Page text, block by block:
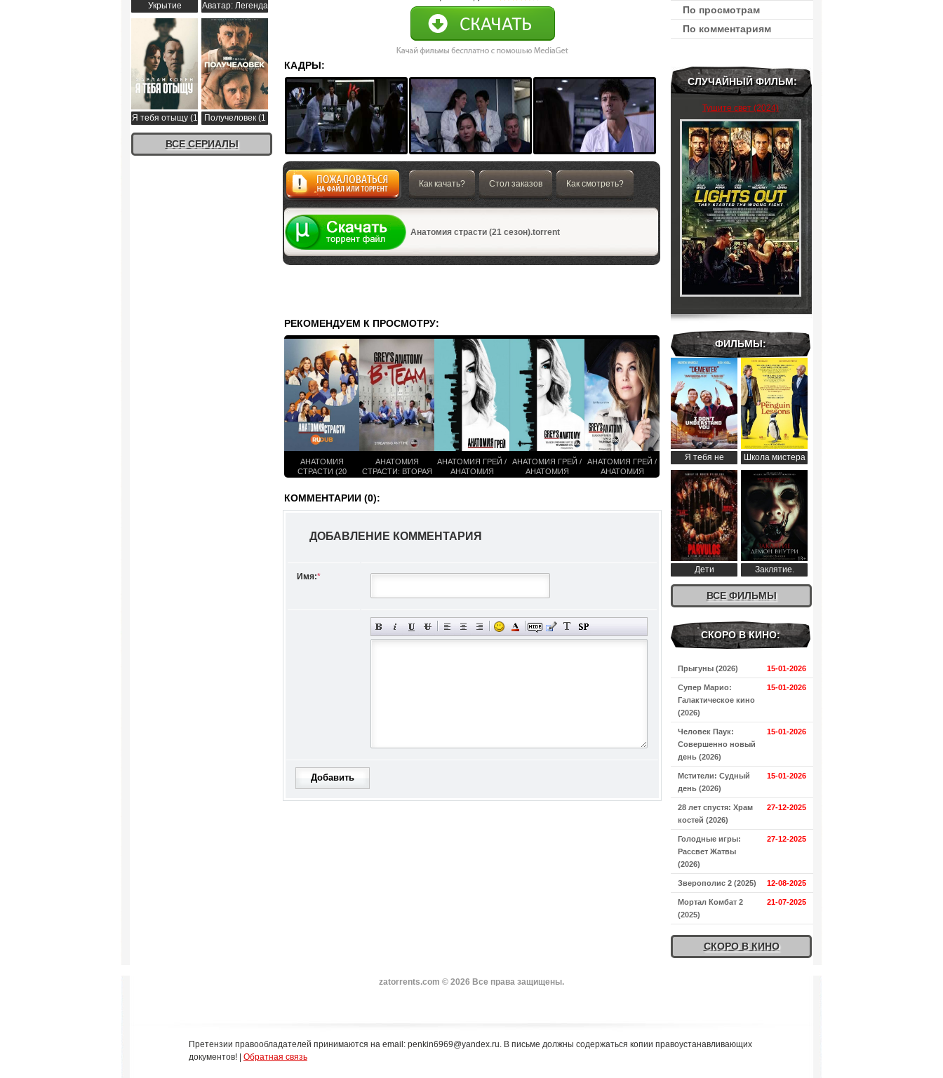
Укрытие
(Бункер) (3
сезон)
Аватар: Легенда
об Аанге (2
сезон)
Я тебя отыщу (1
сезон)
Получеловек (1
сезон)
ВСЕ СЕРИАЛЫ
КАДРЫ:
Жалоба
Как качать? Стол заказов Как смотреть?
Анатомия страсти (21 сезон).torrent
РЕКОМЕНДУЕМ К ПРОСМОТРУ:
АНАТОМИЯ
СТРАСТИ (20
АНАТОМИЯ
СТРАСТИ: ВТОРАЯ
АНАТОМИЯ ГРЕЙ /
АНАТОМИЯ
АНАТОМИЯ ГРЕЙ /
АНАТОМИЯ
АНАТОМИЯ ГРЕЙ /
АНАТОМИЯ
КОММЕНТАРИИ (0):
ДОБАВЛЕНИЕ КОММЕНТАРИЯ
Имя:*
Добавить
По просмотрам
По комментариям
СЛУЧАЙНЫЙ ФИЛЬМ:
Тушите свет (2024)
ФИЛЬМЫ:
Я тебя не
понимаю (2024)
Школа мистера
Пингвина (2024)
Дети
апокалипсиса
(2024)
Заклятие.
Демон внутри
(2024)
ВСЕ ФИЛЬМЫ
СКОРО В КИНО:
Прыгуны (2026) 15-01-2026
Супер Марио:
Галактическое кино
(2026)
15-01-2026
Человек Паук:
Совершенно новый
день (2026)
15-01-2026
Мстители: Судный
день (2026)
15-01-2026
28 лет спустя: Храм
костей (2026)
27-12-2025
Голодные игры:
Рассвет Жатвы
(2026)
27-12-2025
Зверополис 2 (2025) 12-08-2025
Мортал Комбат 2
(2025)
21-07-2025
СКОРО В КИНО
zatorrents.com © 2026 Все права защищены.
Претензии правообладателей принимаются на email: penkin6969@yandex.ru. В письме должны содержаться копии правоустанавливающих
документов! | Обратная связь